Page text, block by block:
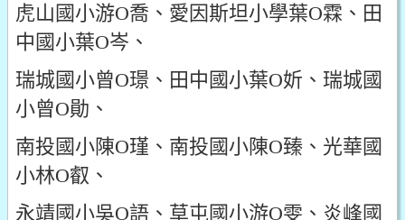
虎山國小游O喬、愛因斯坦小學葉O霖、田
中國小葉O岑、
瑞城國小曾O璟、田中國小葉O妡、瑞城國
小曾O勛、
南投國小陳O瑾、南投國小陳O臻、光華國
小林O叡、
永靖國小吳O語、草屯國小游O雯、炎峰國